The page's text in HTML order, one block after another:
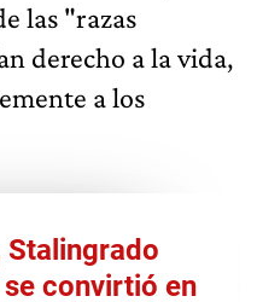
las "razas
derecho a la vida,
a los
Stalingrado
convirtió en